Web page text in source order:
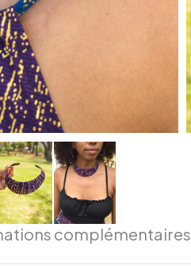
complémentaires